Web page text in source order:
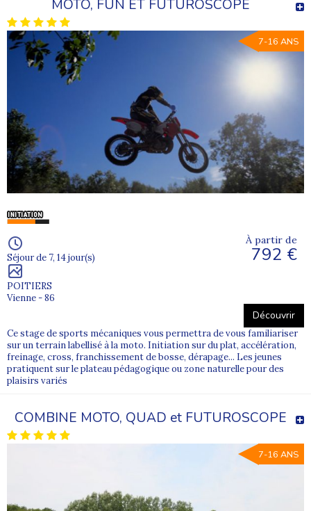
MOTO, FUN ET FUTUROSCOPE
7-16 ANS
Séjour de 7, 14 jour(s)
POITIERS
Vienne - 86
À partir de
792 €
Découvrir
Ce stage de sports mécaniques vous permettra de vous familiariser
sur un terrain labellisé à la moto. Initiation sur du plat, accélération,
freinage, cross, franchissement de bosse, dérapage... Les jeunes
pratiquent sur le plateau pédagogique ou zone naturelle pour des
plaisirs variés
COMBINE MOTO, QUAD et FUTUROSCOPE
7-16 ANS